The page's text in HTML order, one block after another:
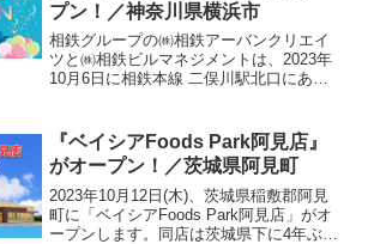
プン！／神奈川県横浜市
相鉄グループの㈱相鉄アーバンクリエイ
ツと㈱相鉄ビルマネジメントは、2023年
10月6日に相鉄本線 二俣川駅北口にある
イナステラス３」について2023年10月6
日にオー...
『ベイシアFoods Park阿見店』
がオープン！／茨城県阿見町
2023年10月12日(木)、茨城県稲敷郡阿見
町に「ベイシアFoods Park阿見店」がオ
ープンします。同店は茨城県下に4年ぶり